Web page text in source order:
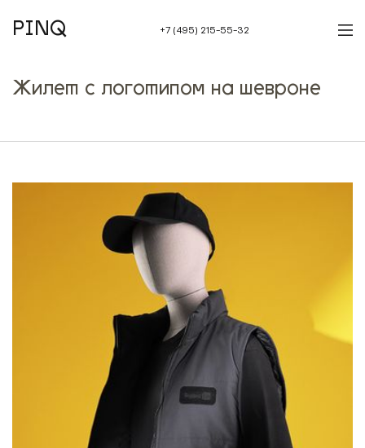
PINQ +7 (495) 215-55-32
Жилет с логотипом на шевроне